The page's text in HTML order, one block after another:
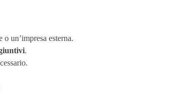
un’impresa esterna.
.